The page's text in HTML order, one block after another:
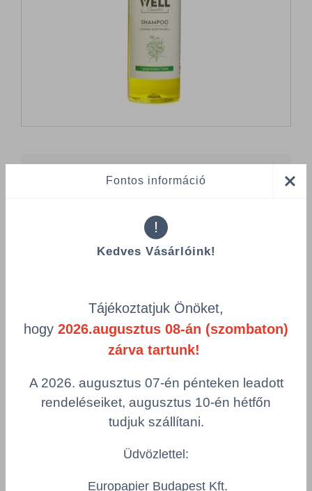
Összes termék (a rendezéshez - SZŰRÉS - kattints a lenti
grid.filter.title.mobile
Well sampon hét gyógynövénnyel 1L
DYM/5997104704383
Csomagolás
1 KTN = 10 db.
Összeg csökkentése
Fontos információ
!
Kedves Vásárlóink!
Tájékoztatjuk Önöket,
hogy 2026.augusztus 08-án (szombaton)
zárva tartunk!
A 2026. augusztus 07-én pénteken leadott
rendeléseiket, augusztus 10-én hétfőn
tudjuk szállítani.
Üdvözlettel:
Europapier Budapest Kft.